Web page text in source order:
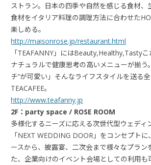
ストラン。日本の四季や自然を感じる食材、
食材をイタリア料理の調理方法に合わせた
楽しめる。
http://maisonrose.jp/restaurant.html
「TEAFANNY」にはBeauty,Healthy,Tasty
ナチュラルで健康思考の高いメニューが揃う
チ”が可愛い」そんなライフスタイルを送る
TEACAFEE。
http://www.teafanny.jp
2F：party space / ROSE ROOM
多様化するニーズに応える次世代型ウェディ
「NEXT WEDDING DOOR」をコンセプト
ースから、披露宴、二次会まで様々なプラン
た、企業向けのイベント会場としての利用も